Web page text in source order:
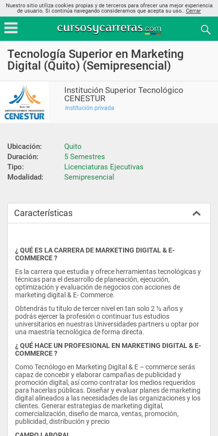
Nuestro sitio utiliza cookies propias y de terceros para ofrecer una mejor experiencia
de usuario. Si continúa navegando consideramos que acepta su uso.. Cerrar
Tecnología Superior en Marketing
Digital (Quito) (Semipresencial)
Institución Superior Tecnológico
CENESTUR
Institución privada
Ubicación:
Quito
Duración:
5 Semestres
Tipo:
Licenciaturas Ejecutivas
Modalidad:
Semipresencial
Características
¿ QUÉ ES LA CARRERA DE MARKETING DIGITAL & E-
COMMERCE ?
Es la carrera que estudia y ofrece herramientas tecnológicas y
técnicas para el desarrollo de planeación, ejecución,
optimización y evaluación de negocios con acciones de
marketing digital & E- Commerce.
Obtendrás tu título de tercer nivel en tan solo 2 ½ años y
podrás ejercer la profesión o continuar tus estudios
universitarios en nuestras Universidades partners u optar por
una maestría tecnológica de forma directa.
¿ QUÉ HACE UN PROFESIONAL EN MARKETING DIGITAL & E-
COMMERCE ?
Como Tecnólogo en Marketing Digital & E – commerce serás
capaz de concebir y elaborar campañas de publicidad y
promoción digital, así como contratar los medios requeridos
para hacerlas públicas. Diseñar y evaluar planes de marketing
digital alineados a las necesidades de las organizaciones y los
clientes. Generar estrategias de marketing digital,
comercialización, diseño de marca, ventas, promoción,
publicidad, distribución y precio